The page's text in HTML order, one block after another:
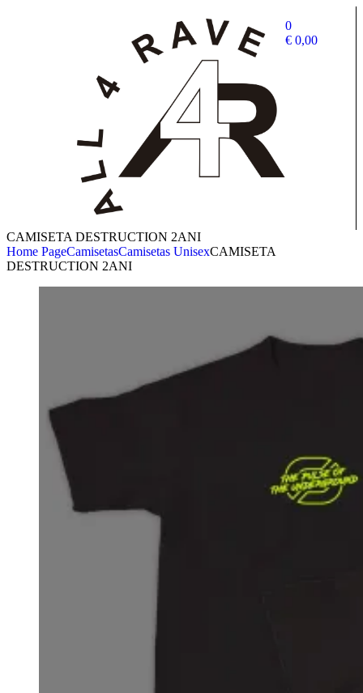
0
€0,00
CAMISETA DESTRUCTION 2ANI
Home PageCamisetasCamisetas UnisexCAMISETA
DESTRUCTION 2ANI